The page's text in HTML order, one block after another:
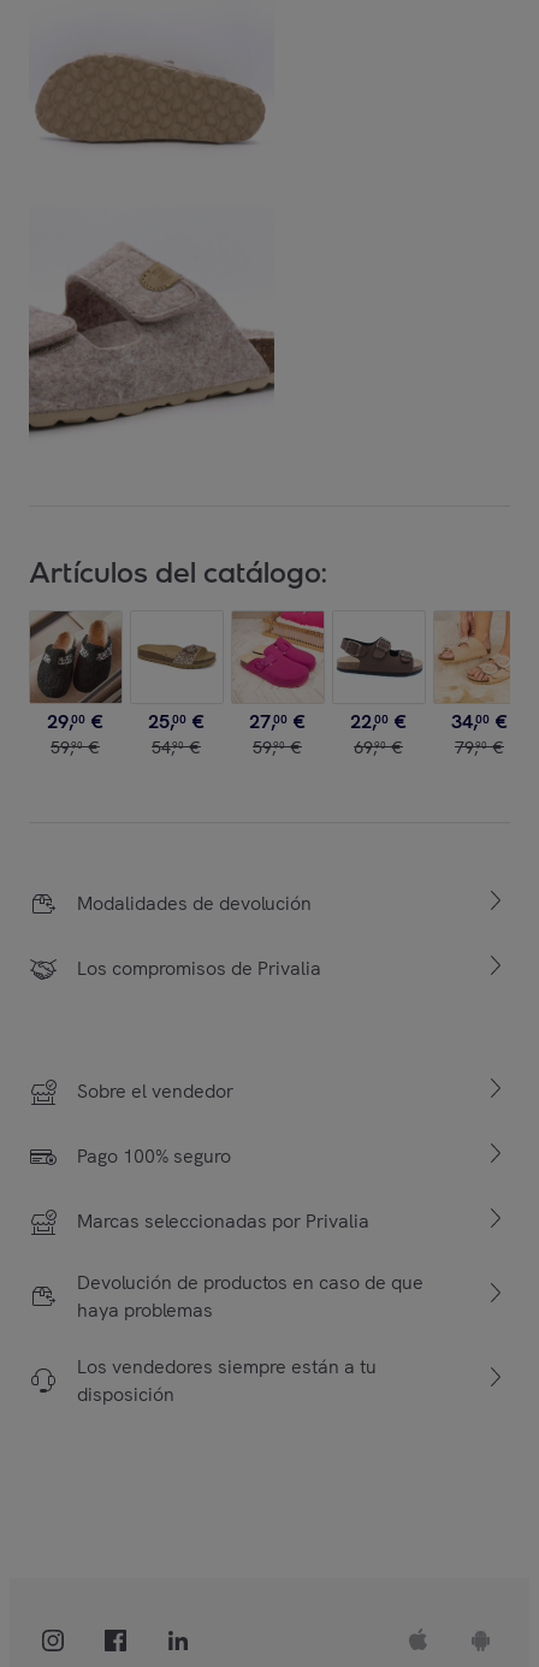
Artículos del catálogo:
29,00 €
59,90 €
25,00 €
54,90 €
27,00 €
59,90 €
22,00 €
69,90 €
34,00 €
79,90 €
Modalidades de devolución
Los compromisos de Privalia
Sobre el vendedor
Pago 100% seguro
Marcas seleccionadas por Privalia
Devolución de productos en caso de que
haya problemas
Los vendedores siempre están a tu
disposición